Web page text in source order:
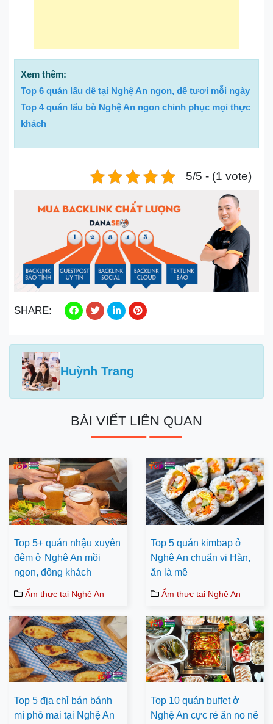
Xem thêm:
Top 6 quán lẩu dê tại Nghệ An ngon, dê tươi mỗi ngày
Top 4 quán lẩu bò Nghệ An ngon chinh phục mọi thực
khách
5/5 - (1 vote)
SHARE:
Huỳnh Trang
BÀI VIẾT LIÊN QUAN
Top 5+ quán nhậu xuyên
đêm ở Nghệ An mồi
ngon, đông khách
Ẩm thực tại Nghệ An
Top 5 quán kimbap ở
Nghệ An chuẩn vị Hàn,
ăn là mê
Ẩm thực tại Nghệ An
Top 5 địa chỉ bán bánh
mì phô mai tại Nghệ An
Top 10 quán buffet ở
Nghệ An cực rẻ ăn no nê